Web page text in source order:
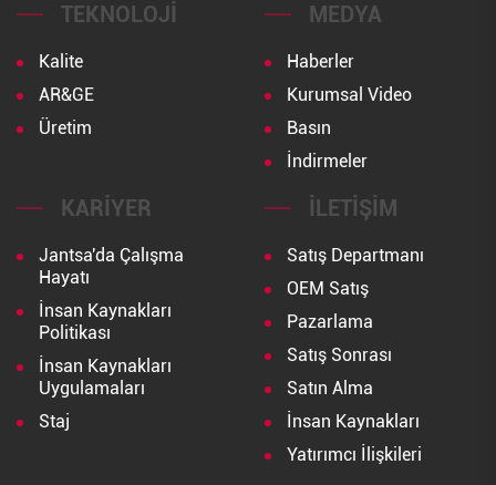
TEKNOLOJI
Kalite
AR&GE
Üretim
MEDYA
Haberler
Kurumsal Video
Basın
İndirmeler
KARIYER
Jantsa'da Çalışma
Hayatı
İnsan Kaynakları
Politikası
İnsan Kaynakları
Uygulamaları
Staj
İLETIŞIM
Satış Departmanı
OEM Satış
Pazarlama
Satış Sonrası
Satın Alma
İnsan Kaynakları
Yatırımcı İlişkileri